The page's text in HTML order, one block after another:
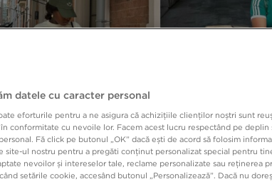
datele cu caracter personal
eforturile pentru a ne asigura că achizițiile clienților noștri sunt
conformitate cu nevoile lor. Facem acest lucru respectând pe
Fă click pe butonul „OK” dacă ești de acord să folosim
site-ul nostru pentru a pregăti conținut personalizat special pentru
nevoilor și intereselor tale, reclame personalizate sau reținerea
setările cookie, accesând butonul „Personalizează”. Dacă nu